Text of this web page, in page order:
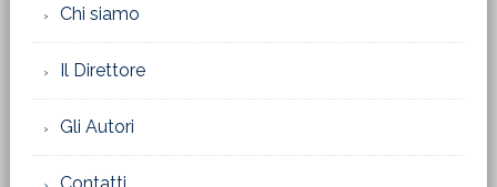
Chi siamo
Il Direttore
Gli Autori